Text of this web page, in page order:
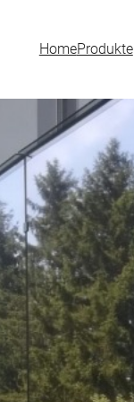
HomeProdukte